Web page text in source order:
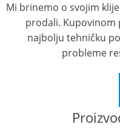
Mi brinemo o svojim
prodali. Kupovinom
najbolju tehničku
probleme